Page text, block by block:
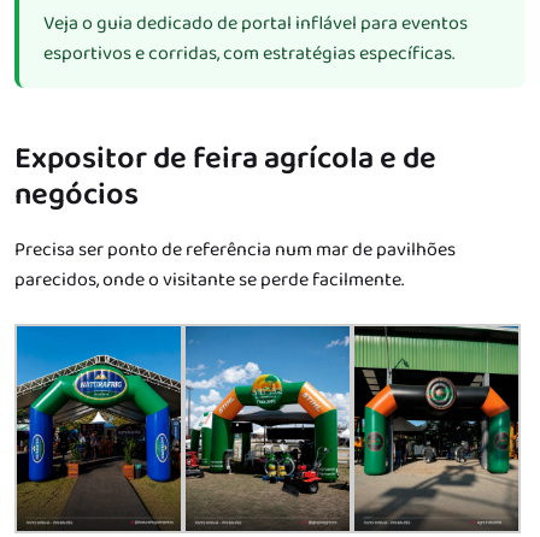
Veja o guia dedicado deportal inflável para eventos
esportivos e corridas, com estratégias específicas.
Expositor de feira agrícola e de
negócios
Precisa ser ponto de referência num mar de pavilhões
parecidos, onde o visitante se perde facilmente.